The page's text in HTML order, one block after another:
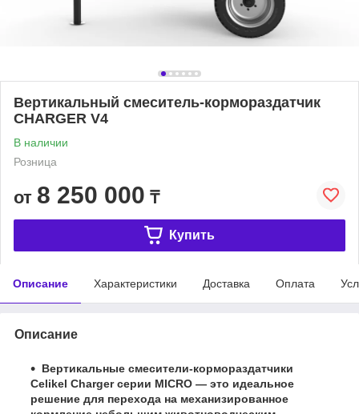
Вертикальный смеситель-кормораздатчик
CHARGER V4
В наличии
Розница
от 8 250 000 ₸
Купить
Описание Характеристики Доставка Оплата
Описание
Вертикальные смесители-кормораздатчики
Celikel Charger серии MICRO — это идеальное
решение для перехода на механизированное